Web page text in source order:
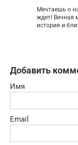
Мечтаешь о
ждет! Вечная
история и
Добавить
Имя
Email